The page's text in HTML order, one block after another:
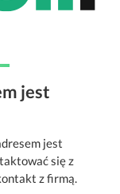
jest
jest
się z
z firmą.